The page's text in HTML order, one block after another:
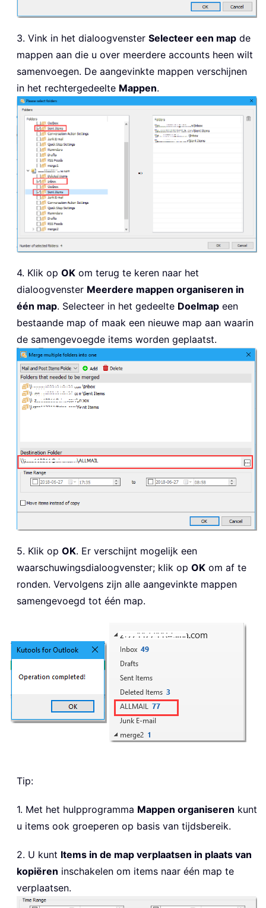
3. Vink in het dialoogvenster Selecteer een map de
mappen aan die u over meerdere accounts heen wilt
samenvoegen. De aangevinkte mappen verschijnen
in het rechtergedeelte Mappen.
4. Klik op OK om terug te keren naar het
dialoogvenster Meerdere mappen organiseren in
één map. Selecteer in het gedeelte Doelmap een
bestaande map of maak een nieuwe map aan waarin
de samengevoegde items worden geplaatst.
5. Klik op OK. Er verschijnt mogelijk een
waarschuwingsdialoogvenster; klik op OK om af te
ronden. Vervolgens zijn alle aangevinkte mappen
samengevoegd tot één map.
Tip:
1. Met het hulpprogramma Mappen organiseren kunt
u items ook groeperen op basis van tijdsbereik.
2. U kunt Items in de map verplaatsen in plaats van
kopiëren inschakelen om items naar één map te
verplaatsen.